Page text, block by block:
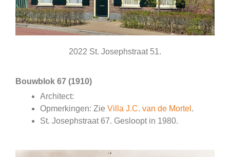
2022 St. Josephstraat 51.
Bouwblok 67 (1910)
Architect:
Opmerkingen: Zie Villa J.C. van de Mortel .
St. Josephstraat 67. Gesloopt in 1980.